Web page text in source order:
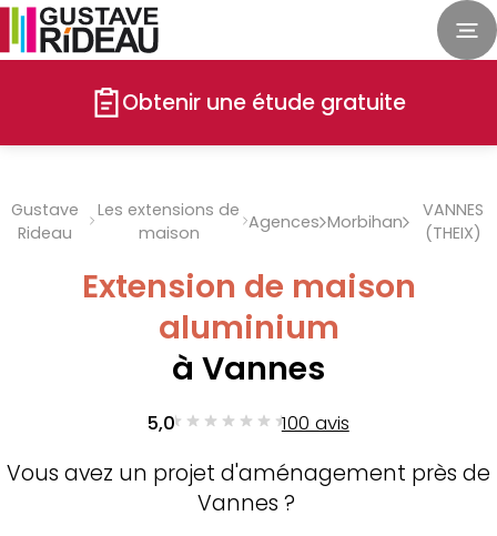
Obtenir une étude gratuite
Gustave
Rideau
Les extensions de
maison
Agences Morbihan
VANNES
(THEIX)
Extension de maison
aluminium
à Vannes
5,0 100 avis
Vous avez un projet d'aménagement près de
Vannes ?